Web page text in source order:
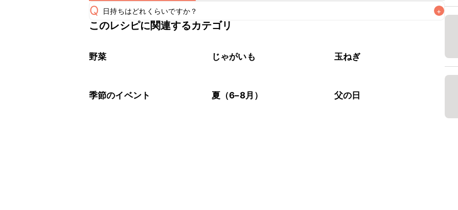
Q 日持ちはどれくらいですか？ +
保存期間は冷蔵で当日中が目安です。なるべくお早めにお召し上がりください。
※日持ちは目安です。
このレシピに関連するカテゴリ
野菜 じゃがいも 玉ねぎ
季節のイベント 夏（6–8月） 父の日